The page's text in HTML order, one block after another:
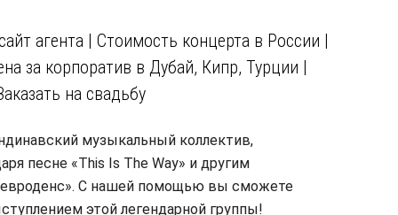
агента | Стоимость концерта в России |
за корпоратив в Дубай, Кипр, Турции |
на свадьбу
музыкальный коллектив,
песне «This Is The Way» и другим
С нашей помощью вы сможете
этой легендарной группы!